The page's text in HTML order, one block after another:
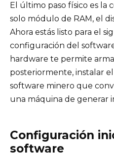
El último paso físico es la
solo módulo de RAM, el
Ahora estás listo para el
configuración del
hardware te permite
posteriormente, instalar el
software minero que
una máquina de generar
Configuración
software